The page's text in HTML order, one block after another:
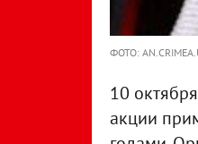
ФОТО:
10
акции